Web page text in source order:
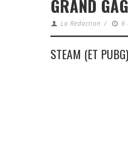
GRAND
La Redaction / 6
STEAM (ET